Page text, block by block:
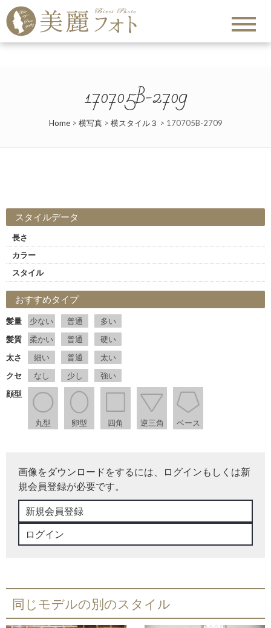
170705B-2709
Home> 横写真> 横スタイル３ > 170705B-2709
スタイルデータ
長さ
カラー
スタイル
おすすめタイプ
髪量 少ない 普通
多い
髪質
柔かい 普通
硬い
太さ
細い 普通
太い
クセ
なし 少し
強い
顔型
丸型 卵型 四角 逆三角 ベース
画像をダウンロードをするには、ログインもしくは新
規会員登録が必要です。
新規会員登録
ログイン
同じモデルの別のスタイル